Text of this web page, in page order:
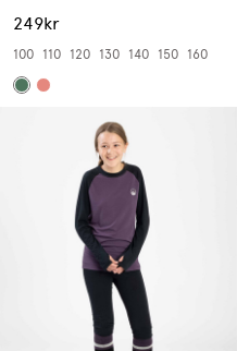
249kr
100 110 120 130 140 150 160